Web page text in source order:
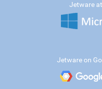
Jetware
Jetware on